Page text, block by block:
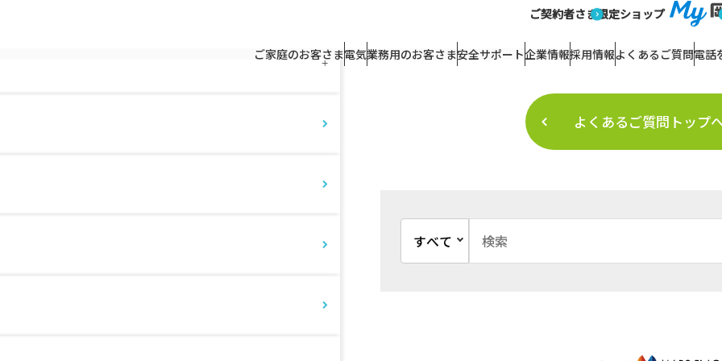
ご契約者さま限定ショップ
ご家庭のお客さま電気業務用のお客さま安全サポート企業情報採用情報よくあるご質問電話
よくあるご質問トップ
検索キーワード入力